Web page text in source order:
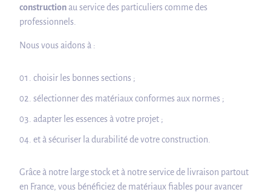
constructionau service des particuliers comme des
professionnels.
Nous vous aidons à :
choisir les bonnes sections ;
sélectionner des matériaux conformes aux normes ;
adapter les essences à votre projet ;
et à sécuriser la durabilité de votre construction.
Grâce à notre large stock et à notre service de livraison partout
en France, vous bénéficiez de matériaux fiables pour avancer